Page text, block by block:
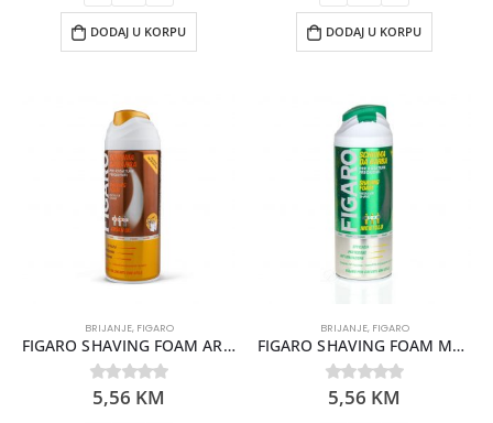
DODAJ U KORPU DODAJ U KORPU
BRIJANJE, FIGARO
FIGARO SHAVING FOAM ARGAN OIL 400ML
0out of 5
5,56 KM
BRIJANJE, FIGARO
FIGARO SHAVING FOAM MENTHOL 400ML
0out of 5
5,56 KM